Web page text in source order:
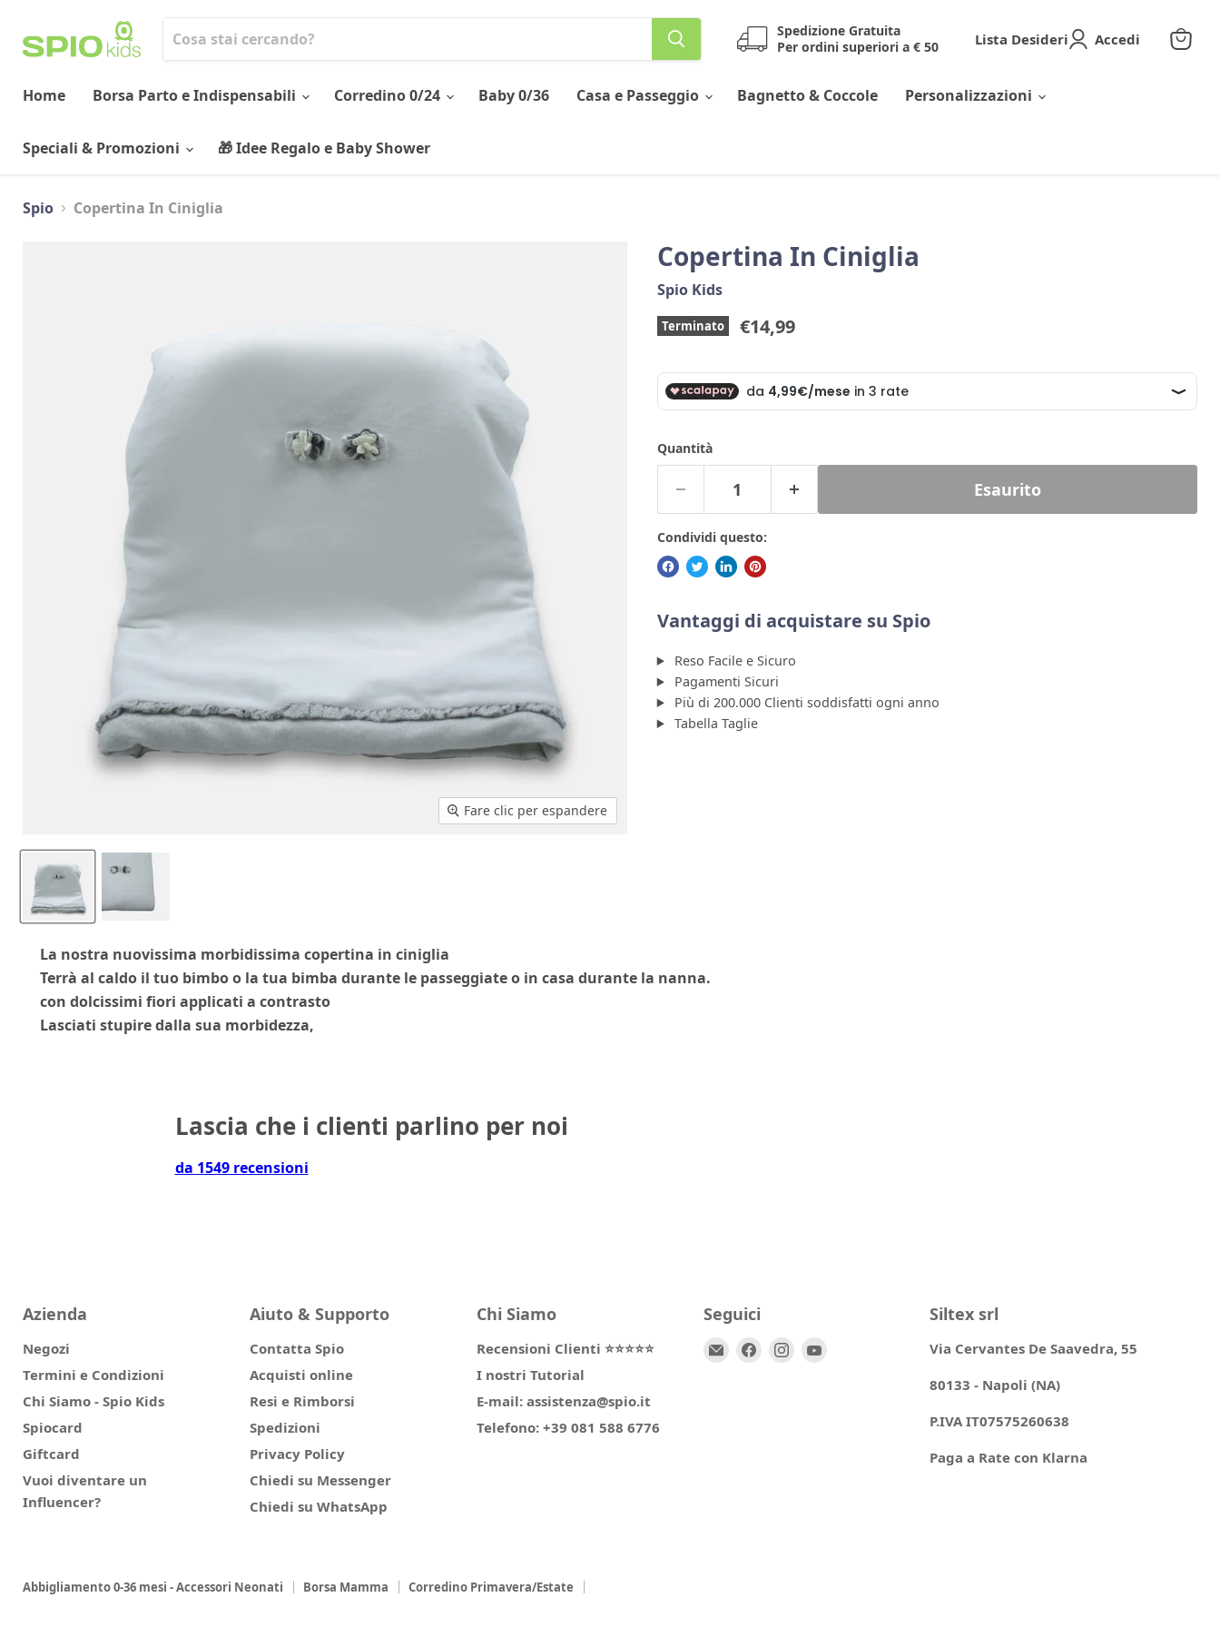
Spedizione Gratuita
Per ordini superiori a € 50
Lista Desideri Accedi
Home Borsa Parto e Indispensabili Corredino 0/24 Baby 0/36 Casa e Passeggio Bagnetto & Coccole Personalizzazioni
Speciali & Promozioni 🎁 Idee Regalo e Baby Shower
Spio Copertina In Ciniglia
Fare clic per espandere
Copertina In Ciniglia
Spio Kids
Terminato Prezzo corrente
€14,99
Quantità
Esaurito
Condividi questo:
Vantaggi di acquistare su Spio
Reso Facile e Sicuro
Pagamenti Sicuri
Più di 200.000 Clienti soddisfatti ogni anno
Tabella Taglie
La nostra nuovissima morbidissima copertina in ciniglia
Terrà al caldo il tuo bimbo o la tua bimba durante le passeggiate o in casa durante la nanna.
con dolcissimi fiori applicati a contrasto
Lasciati stupire dalla sua morbidezza,
Lascia che i clienti parlino per noi
da 1549 recensioni
Azienda
Negozi
Termini e Condizioni
Chi Siamo - Spio Kids
Spiocard
Giftcard
Vuoi diventare un
Influencer?
Aiuto & Supporto
Contatta Spio
Acquisti online
Resi e Rimborsi
Spedizioni
Privacy Policy
Chiedi su Messenger
Chiedi su WhatsApp
Chi Siamo
Recensioni Clienti ⭐⭐⭐⭐⭐
I nostri Tutorial
E-mail: assistenza@spio.it
Telefono: +39 081 588 6776
Seguici
Email
TrovaciTrovaci
Siltex srl
Via Cervantes De Saavedra, 55
80133 - Napoli (NA)
P.IVA IT07575260638
Paga a Rate con Klarna
Abbigliamento 0-36 mesi - Accessori Neonati Borsa Mamma
Corredino Primavera/Estate